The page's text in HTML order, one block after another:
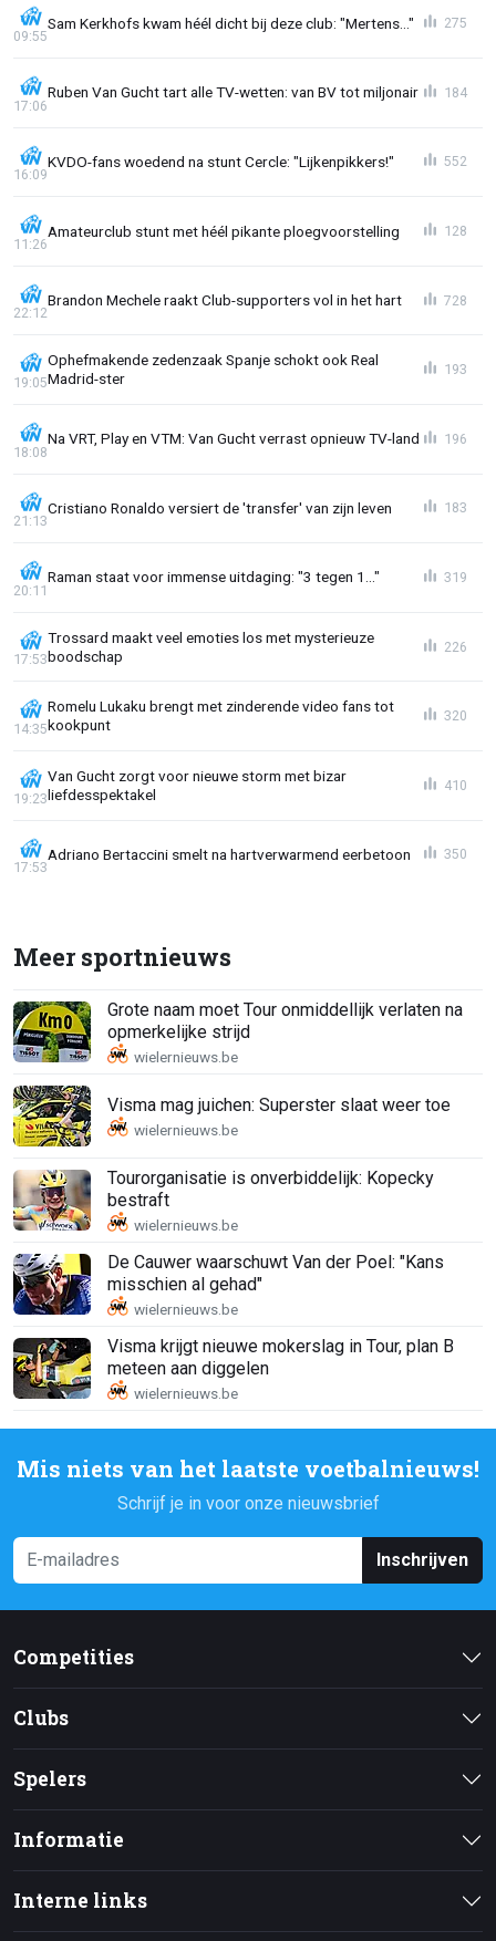
Sam Kerkhofs kwam héél dicht bij deze club: "Mertens..."
09:55
275
Ruben Van Gucht tart alle TV-wetten: van BV tot miljonair
17:06
184
KVDO-fans woedend na stunt Cercle: "Lijkenpikkers!"
16:09
552
Amateurclub stunt met héél pikante ploegvoorstelling
11:26
128
Brandon Mechele raakt Club-supporters vol in het hart
22:12
728
Ophefmakende zedenzaak Spanje schokt ook Real
Madrid-ster
19:05
193
Na VRT, Play en VTM: Van Gucht verrast opnieuw TV-land
18:08
196
Cristiano Ronaldo versiert de 'transfer' van zijn leven
21:13
183
Raman staat voor immense uitdaging: "3 tegen 1..."
20:11
319
Trossard maakt veel emoties los met mysterieuze
boodschap
17:53
226
Romelu Lukaku brengt met zinderende video fans tot
kookpunt
14:35
320
Van Gucht zorgt voor nieuwe storm met bizar
liefdesspektakel
19:23
410
Adriano Bertaccini smelt na hartverwarmend eerbetoon
17:53
350
Meer sportnieuws
Grote naam moet Tour onmiddellijk verlaten na
opmerkelijke strijd
Visma mag juichen: Superster slaat weer toe
Tourorganisatie is onverbiddelijk: Kopecky
bestraft
De Cauwer waarschuwt Van der Poel: "Kans
misschien al gehad"
Visma krijgt nieuwe mokerslag in Tour, plan B
meteen aan diggelen
Mis niets van het laatste voetbalnieuws!
Schrijf je in voor onze nieuwsbrief
Inschrijven
Competities
Clubs
Spelers
Informatie
Interne links